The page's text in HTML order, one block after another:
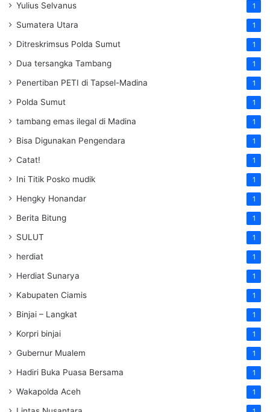
Yulius Selvanus 1
Sumatera Utara 1
Ditreskrimsus Polda Sumut 1
Dua tersangka Tambang 1
Penertiban PETI di Tapsel-Madina 1
Polda Sumut 1
tambang emas ilegal di Madina 1
Bisa Digunakan Pengendara 1
Catat! 1
Ini Titik Posko mudik 1
Hengky Honandar 1
Berita Bitung 1
SULUT 1
herdiat 1
Herdiat Sunarya 1
Kabupaten Ciamis 1
Binjai – Langkat 1
Korpri binjai 1
Gubernur Mualem 1
Hadiri Buka Puasa Bersama 1
Wakapolda Aceh 1